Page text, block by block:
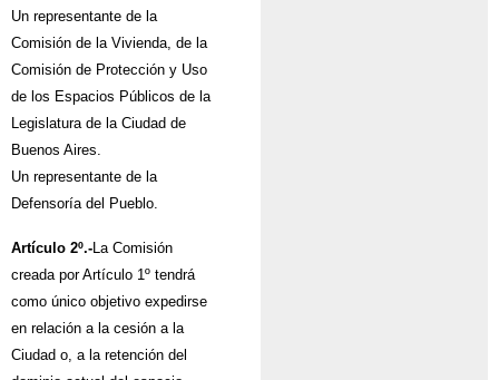
Un representante de la
Comisión de la Vivienda, de la
Comisión de Protección y Uso
de los Espacios Públicos de la
Legislatura de la Ciudad de
Buenos Aires.
Un representante de la
Defensoría del Pueblo.
Artículo 2º.-La Comisión
creada por Artículo 1º tendrá
como único objetivo expedirse
en relación a la cesión a la
Ciudad o, a la retención del